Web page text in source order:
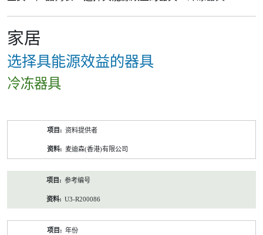
家居
选择具能源效益的器具
冷冻器具
资料提供者
麦迪森(香港)有限公司
参考编号
U3-R200086
年份